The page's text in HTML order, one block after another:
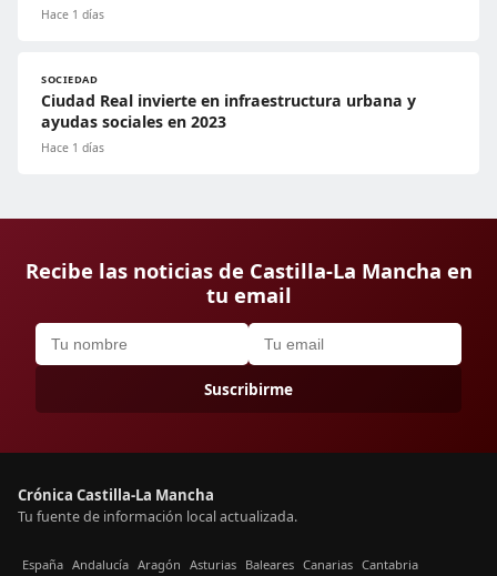
Hace 1 días
SOCIEDAD
Ciudad Real invierte en infraestructura urbana y
ayudas sociales en 2023
Hace 1 días
Recibe las noticias de Castilla-La Mancha en
tu email
Suscribirme
Crónica Castilla-La Mancha
Tu fuente de información local actualizada.
España Andalucía Aragón Asturias Baleares Canarias Cantabria